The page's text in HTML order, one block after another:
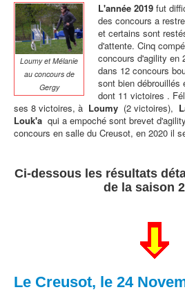
Loumy et Mélanie
au concours de
Gergy
L'année 2019 fut
des concours a
et certains sont
d'attente. Cinq
concours d'agility en
dans 12 concours
sont bien débrouillés
dont 11 victoires .
ses 8 victoires, à Loumy (2 victoires),
Louk'a qui a empoché sont brevet
concours en salle du Creusot, en 2020 il
Ci-dessous les résultats
de la saison
Le Creusot, le 24